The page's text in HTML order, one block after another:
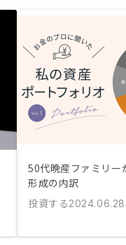
50代晩産ファミリー
形成の内訳
投資する2024.06.28